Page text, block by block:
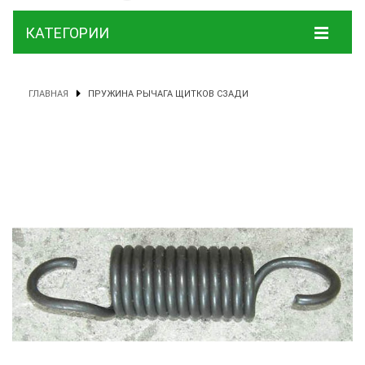
КАТЕГОРИИ
ГЛАВНАЯ ПРУЖИНА РЫЧАГА ЩИТКОВ СЗАДИ